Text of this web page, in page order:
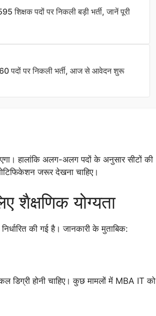
पदों पर निकली बड़ी भर्ती, जानें पूरी
पदों पर निकली भर्ती, आज से आवेदन शुरू
हालांकि अलग-अलग पदों के अनुसार सीटों की
जरूर देखना चाहिए।
योग्यता
की गई है। जानकारी के मुताबिक:
डिग्री होनी चाहिए। कुछ मामलों में MBA IT को